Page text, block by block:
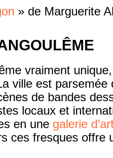
» de Marguerite
vraiment
ville est parsemée
de bandes
locaux et
en une galerie
ces fresques offre